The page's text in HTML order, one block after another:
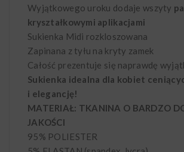
Wyjątkowego uroku dodaje wszyty
kryształkowymi aplikacjami
Sukienka Midi rozkloszowana
Zapinana z tyłu na kryty zamek
Całość prezentuje się naprawdę
Sukienka idealna dla kobiet
i elegancję!
MATERIAŁ: TKANINA O BARDZO
JAKOŚCI
95% POLIESTER